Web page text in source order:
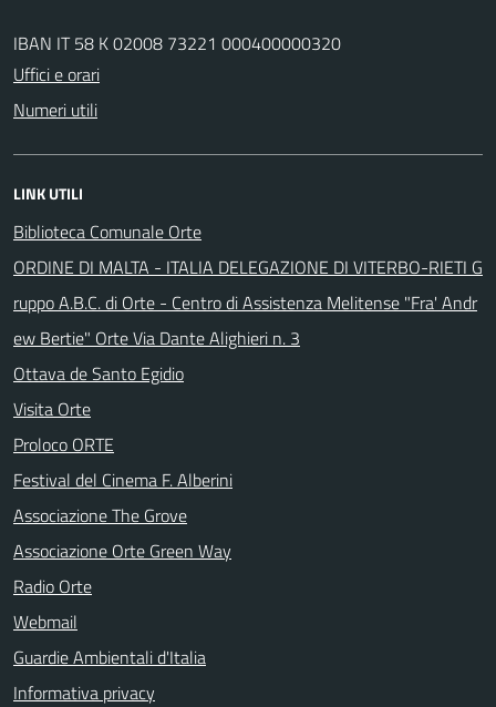
IBAN IT 58 K 02008 73221 000400000320
Uffici e orari
Numeri utili
LINK UTILI
Biblioteca Comunale Orte
ORDINE DI MALTA - ITALIA DELEGAZIONE DI VITERBO-RIETI G
ruppo A.B.C. di Orte - Centro di Assistenza Melitense "Fra' Andr
ew Bertie" Orte Via Dante Alighieri n. 3
Ottava de Santo Egidio
Visita Orte
Proloco ORTE
Festival del Cinema F. Alberini
Associazione The Grove
Associazione Orte Green Way
Radio Orte
Webmail
Guardie Ambientali d'Italia
Informativa privacy